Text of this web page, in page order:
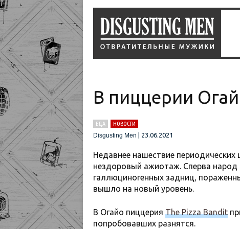
В пиццерии
ЕДА
НОВОСТИ
Disgusting Men
23.06.2021
Недавнее нашествие
нездоровый ажиотаж. Сперва народ
галлюциногенных задниц,
вышло на новый уровень.
В Огайо пиццерия The Pizza Bandit
попробовавших разнятся.